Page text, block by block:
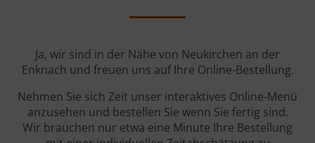
Ja, wir sind in der Nähe von Neukirchen an der
Enknach und freuen uns auf Ihre Online-Bestellung.
Nehmen Sie sich Zeit unser interaktives Online-Menü
anzusehen und bestellen Sie wenn Sie fertig sind.
Wir brauchen nur etwa eine Minute Ihre Bestellung